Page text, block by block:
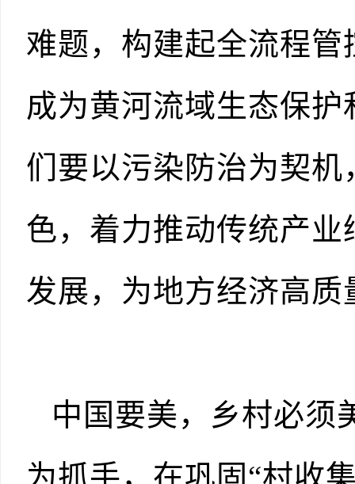
难题，构建起全流程
成为黄河流域生态保
们要以污染防治为契
色，着力推动传统产
发展，为地方经济高
中国要美，乡村必须
为抓手，在巩固“村收